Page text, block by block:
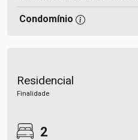
Condomínio
Residencial
Finalidade
2